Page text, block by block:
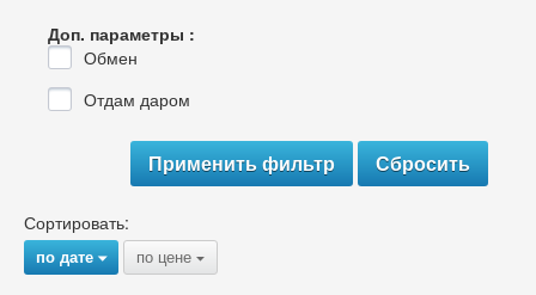
Доп. параметры :
Обмен
Отдам даром
Сортировать:
по дате{ по цене {